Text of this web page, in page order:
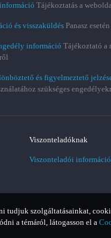
tudjuk szolgáltatásainkat,
a témáról, látogasson el a
Tájékoztatás a
és visszaküldés Panasz
információ Tájékoztató a
és figyelmeztető
szükséges
Viszonteladóknak
Viszonteladói